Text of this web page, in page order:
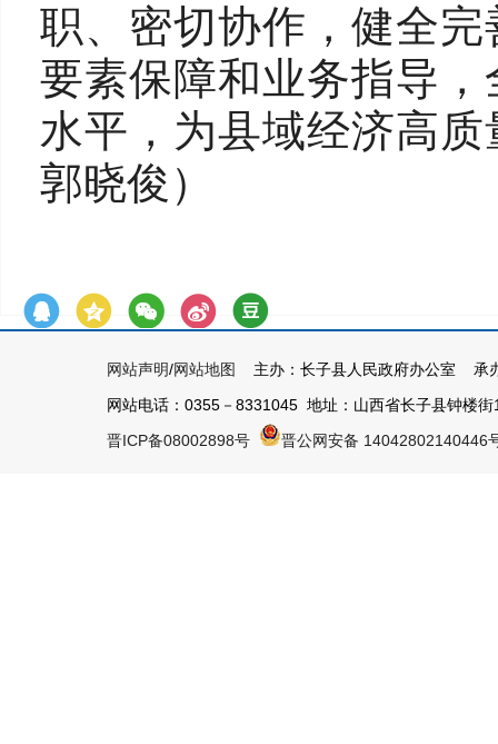
职、密切协作，健全
要素保障和业务指导
水平，为县域经济高
郭晓俊）
网站声明/网站地图
主办：长子县人民政府办公室 承
网站电话：0355－8331045 地址：山西省长子县钟楼
晋ICP备08002898号
晋公网安备 14042802140446